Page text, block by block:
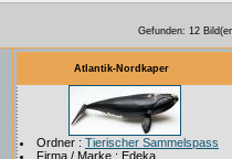
Gefunden: 12
Atlantik-Nordkaper
Ordner : Tierischer Sammelspass
Firma / Marke : Edeka